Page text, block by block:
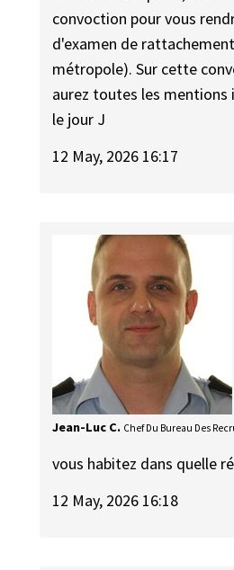
convoction pour vous
d'examen de
métropole). Sur cette
aurez toutes les
le jour J
12 May, 2026 16:17
Jean-Luc C. Chef Du Bureau Des
vous habitez dans quelle
12 May, 2026 16:18